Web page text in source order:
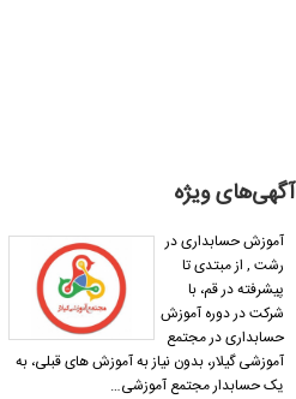
آگهی‌های ویژه
آموزش حسابداری در
رشت , از مبتدی تا
پیشرفته در قم، با
شرکت در دوره آموزش
حسابداری در مجتمع
آموزشی گیلار، بدون نیاز به آموزش های قبلی، به
یک حسابدار مجتمع آموزشی…